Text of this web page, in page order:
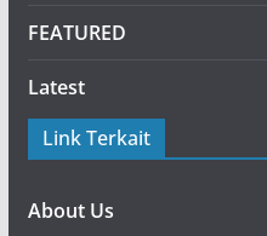
FEATURED
Latest
Link Terkait
About Us